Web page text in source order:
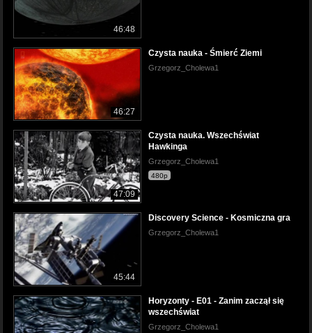
46:48
46:27
Czysta nauka - Śmierć Ziemi
Grzegorz_Cholewa1
47:09
Czysta nauka. Wszechświat
Hawkinga
Grzegorz_Cholewa1
480p
45:44
Discovery Science - Kosmiczna gra
Grzegorz_Cholewa1
Horyzonty - E01 - Zanim zaczął się
wszechświat
Grzegorz_Cholewa1